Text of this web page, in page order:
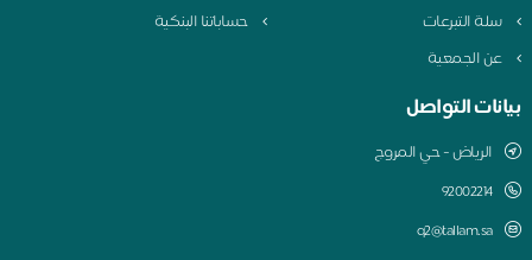
سلة التبرعات
حساباتنا البنكية
عن الجمعية
بيانات التواصل
الرياض - حي المروج
⁦92002214
q2@tallam.sa